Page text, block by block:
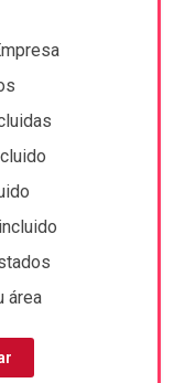
incluido
área